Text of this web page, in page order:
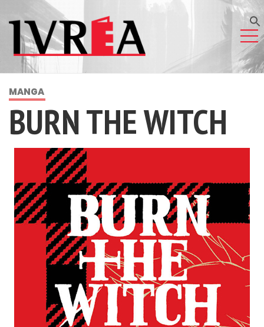
MANGA
BURN THE WITCH